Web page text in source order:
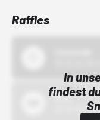
Raffles
In
findest
Bstn
01.10.22